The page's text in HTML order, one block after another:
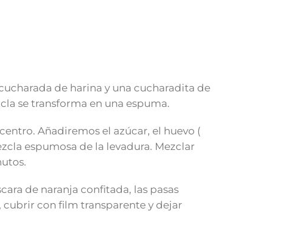
de harina y una cucharadita de
se transforma en una espuma.
Añadiremos el azúcar, el huevo (
espumosa de la levadura. Mezclar
de naranja confitada, las pasas
cubrir con film transparente y dejar